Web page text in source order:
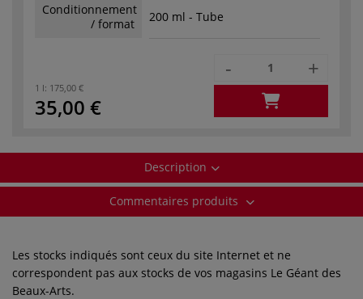
Conditionnement
/ format
200 ml - Tube
1 l: 175,00 €
35,00 €
- +
Description
Commentaires produits
Les stocks indiqués sont ceux du site Internet et ne
correspondent pas aux stocks de vos magasins Le Géant des
Beaux-Arts.